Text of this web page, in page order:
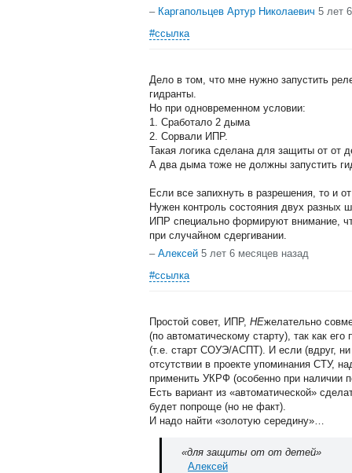
– Каргапольцев Артур Николаевич 5 лет
#ссылка
Дело в том, что мне нужно запустить
гидранты.
Но при одновременном условии:
1. Сработало 2 дыма
2. Сорвали ИПР.
Такая логика сделана для защиты от от
А два дыма тоже не должны запустить
Если все запихнуть в разрешения, то и
Нужен контроль состояния двух разных
ИПР специально формируют внимание,
при случайном сдергивании.
– Алексей 5 лет 6 месяцев назад
#ссылка
Простой совет, ИПР, НЕжелательно
(по автоматическому старту), так как
(т.е. старт СОУЭ/АСПТ). И если (вдруг, ни
отсутствии в проекте упоминания СТУ,
применить УКРФ (особенно при наличии
Есть вариант из «автоматической»
будет попроще (но не факт).
И надо найти «золотую середину»…
«для защиты от от детей»
Алексей